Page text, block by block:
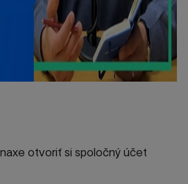
otvoriť si spoločný účet